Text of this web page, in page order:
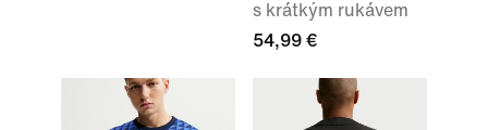
s krátkým rukávem
54,99 €